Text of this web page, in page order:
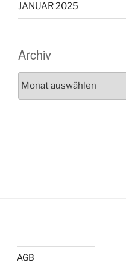
JANUAR 2025
Archiv
AGB